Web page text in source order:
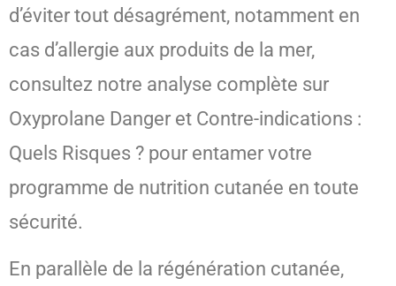
d’éviter tout désagrément, notamment en
cas d’allergie aux produits de la mer,
consultez notre analyse complète sur
Oxyprolane Danger et Contre-indications :
Quels Risques ? pour entamer votre
programme de nutrition cutanée en toute
sécurité.
En parallèle de la régénération cutanée,